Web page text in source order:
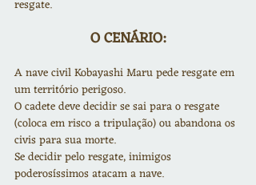
resgate.
O CENÁRIO:
A nave civil Kobayashi Maru pede resgate em
um território perigoso.
O cadete deve decidir se sai para o resgate
(coloca em risco a tripulação) ou abandona os
civis para sua morte.
Se decidir pelo resgate, inimigos
poderosíssimos atacam a nave.